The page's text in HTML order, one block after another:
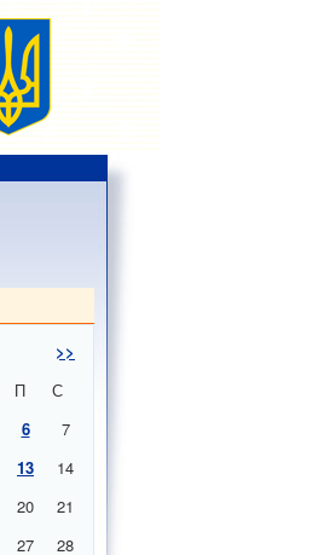
>>
П
С
6
7
13
14
20
21
27
28